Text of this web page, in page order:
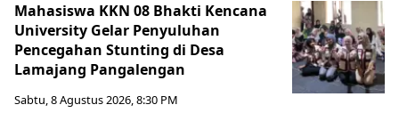
Mahasiswa KKN 08 Bhakti Kencana
University Gelar Penyuluhan
Pencegahan Stunting di Desa
Lamajang Pangalengan
Sabtu, 8 Agustus 2026, 8:30 PM